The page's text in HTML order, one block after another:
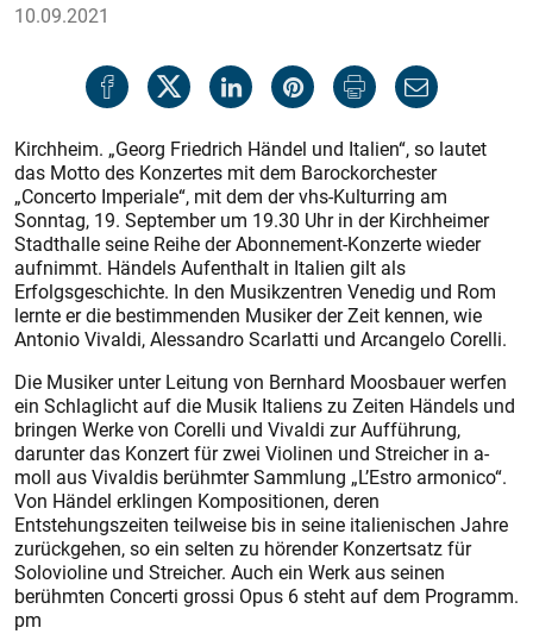
10.09.2021
Kirchheim. „Georg Friedrich Händel und Italien“, so lautet
das Motto des Konzertes mit dem Barockorchester
„Concerto Imperiale“, mit dem der vhs-Kulturring am
Sonntag, 19. September um 19.30 Uhr in der Kirchheimer
Stadthalle seine Reihe der Abonnement-Konzerte wieder
aufnimmt. Händels Aufenthalt in Italien gilt als
Erfolgsgeschichte. In den Musikzentren Venedig und Rom
lernte er die bestimmenden Musiker der Zeit kennen, wie
Antonio Vivaldi, Alessandro Scarlatti und Arcangelo Corelli.
Die Musiker unter Leitung von Bernhard Moosbauer werfen
ein Schlaglicht auf die Musik Italiens zu Zeiten Händels und
bringen Werke von Corelli und Vivaldi zur Aufführung,
darunter das Konzert für zwei Violinen und Streicher in a-
moll aus Vivaldis berühmter Sammlung „L’Estro armonico“.
Von Händel erklingen Kompositionen, deren
Entstehungszeiten teilweise bis in seine italienischen Jahre
zurückgehen, so ein selten zu hörender Konzertsatz für
Solovioline und Streicher. Auch ein Werk aus seinen
berühmten Concerti grossi Opus 6 steht auf dem Programm.
pm